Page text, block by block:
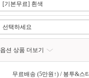
[기본무료] 흰색
선택하세요
옵션 상품 더보기
무료배송 (5만원↑) / 봉투&스